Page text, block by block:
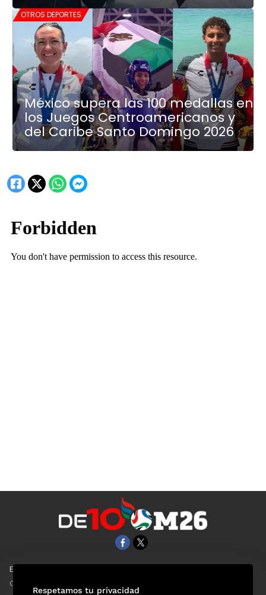
OTROS DEPORTES
México supera las 100 medallas en
los Juegos Centroamericanos y
del Caribe Santo Domingo 2026
EL UNIVERSAL
Clase
Respetamos tu privacidad